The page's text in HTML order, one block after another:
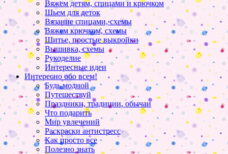
Вяжем детям, спицами и крючком
Шьем для деток
Вязание спицами, схемы
Вяжем крючком, схемы
Шитье, простые выкройки
Вышивка, схемы
Рукоделие
Интересные идеи
Интересно обо всем!
Будь модной
Путешествуй
Праздники, традиции, обычаи
Что подарить
Мир увлечений
Раскраски антистресс
Как просто все
Полезно знать